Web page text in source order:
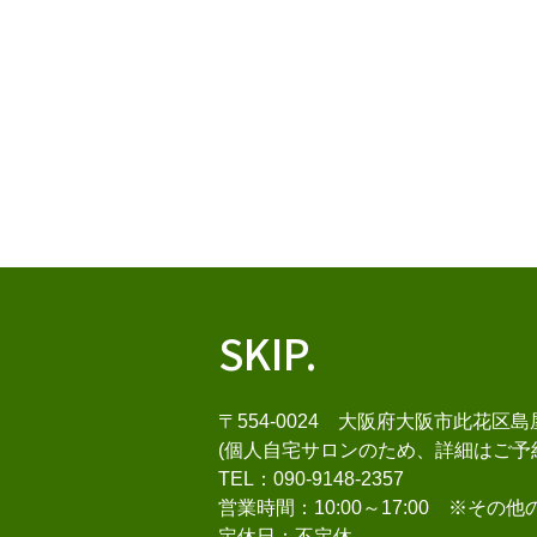
SKIP.
〒554-0024 大阪府大阪市此花区島
(個人自宅サロンのため、詳細はご
TEL：090-9148-2357
営業時間：10:00～17:00 ※その他